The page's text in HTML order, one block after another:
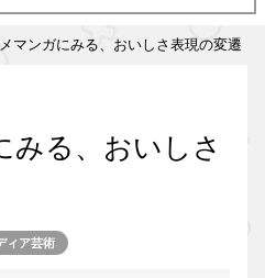
マンガにみる、おいしさ表現の変遷
みる、おいしさ
ィア芸術